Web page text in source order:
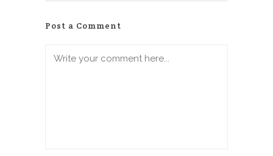
Post a Comment